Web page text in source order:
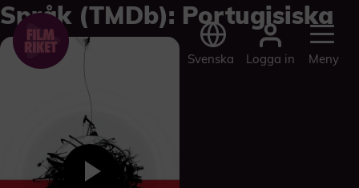
Svenska Logga in Meny
Språk (TMDb): Portugisiska